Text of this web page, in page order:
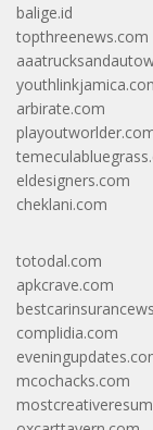
balige.id
topthreenews.com
arbirate.com
eldesigners.com
cheklani.com
totodal.com
apkcrave.com
complidia.com
mcochacks.com